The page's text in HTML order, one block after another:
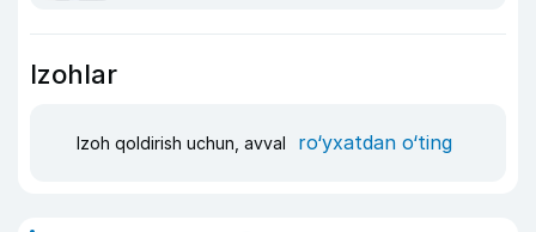
Izohlar
Izoh qoldirish uchun, avval ro‘yxatdan o‘ting